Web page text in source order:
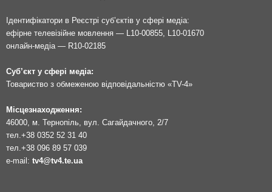
Ідентифікатори в Реєстрі суб’єктів у сфері медіа:
ефірне телевізійне мовлення — L10-00855, L10-01670
онлайн-медіа — R10-02185
Суб’єкт у сфері медіа:
Товариство з обмеженою відповідальністю «TV-4»
Місцезнаходження:
46000, м. Тернопіль, вул. Сагайдачного, 2/7
тел. +38 0352 52 31 40
тел. +38 096 89 57 039
e-mail: tv4@tv4.te.ua